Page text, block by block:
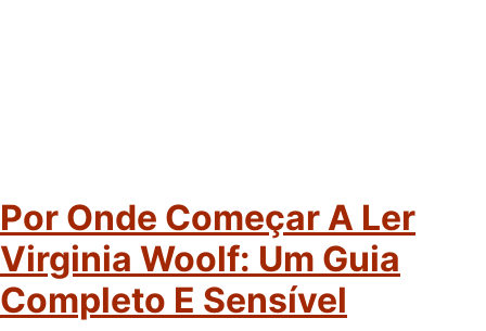
Por Onde Começar A Ler
Virginia Woolf: Um Guia
Completo E Sensível